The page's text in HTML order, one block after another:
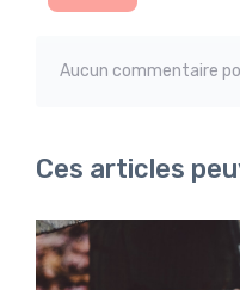
Aucun commentaire
Ces articles